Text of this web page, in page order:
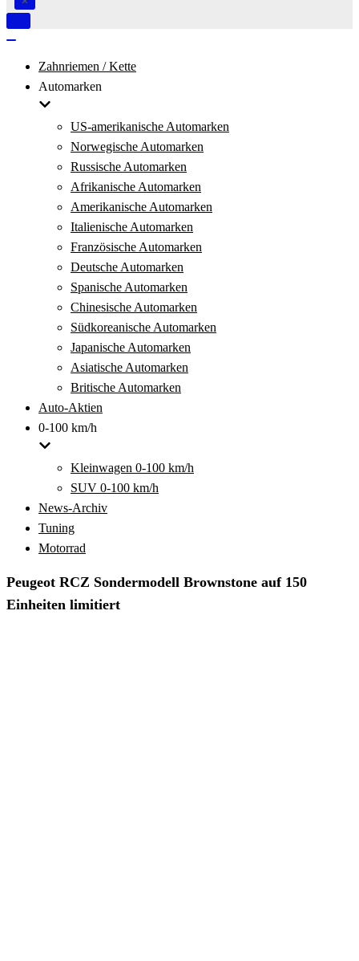
Navigation
Zahnriemen / Kette
Automarken
US-amerikanische Automarken
Norwegische Automarken
Russische Automarken
Afrikanische Automarken
Amerikanische Automarken
Italienische Automarken
Französische Automarken
Deutsche Automarken
Spanische Automarken
Chinesische Automarken
Südkoreanische Automarken
Japanische Automarken
Asiatische Automarken
Britische Automarken
Auto-Aktien
0-100 km/h
Kleinwagen 0-100 km/h
SUV 0-100 km/h
News-Archiv
Tuning
Motorrad
Peugeot RCZ Sondermodell Brownstone auf 150
Einheiten limitiert